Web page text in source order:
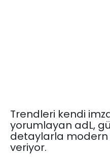
Trendleri kendi
yorumlayan adL,
detaylarla modern
veriyor.